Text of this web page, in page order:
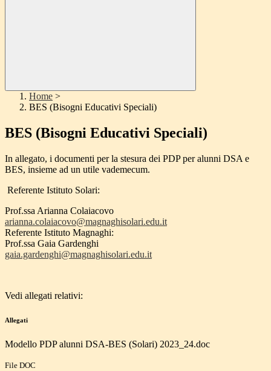
Home >
BES (Bisogni Educativi Speciali)
BES (Bisogni Educativi Speciali)
In allegato, i documenti per la stesura dei PDP per alunni DSA e
BES, insieme ad un utile vademecum.
Referente Istituto Solari:
Prof.ssa Arianna Colaiacovo
arianna.colaiacovo@magnaghisolari.edu.it
Referente Istituto Magnaghi:
Prof.ssa Gaia Gardenghi
gaia.gardenghi@magnaghisolari.edu.it
Vedi allegati relativi:
Allegati
Modello PDP alunni DSA-BES (Solari) 2023_24.doc
File DOC